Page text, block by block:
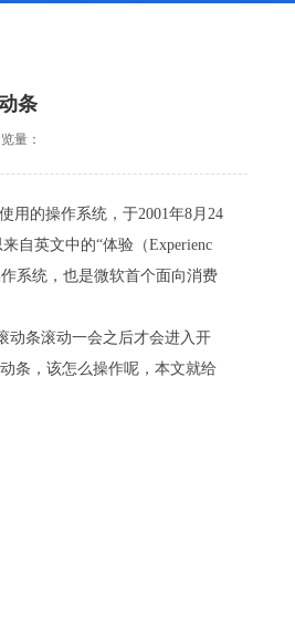
条
量：
用的操作系统，于2001年8月24
自英文中的“体验（Experienc
作系统，也是微软首个面向消费
动条滚动一会之后才会进入开
条，该怎么操作呢，本文就给